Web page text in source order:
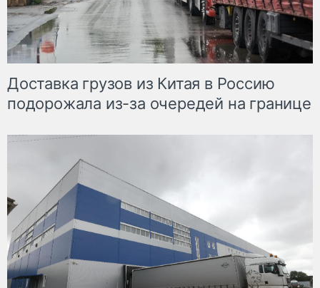
Доставка грузов из Китая в Россию
подорожала из-за очередей на границе